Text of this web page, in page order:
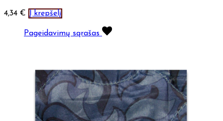
4,34 € Į krepšelį
Pageidavimų sąrašas